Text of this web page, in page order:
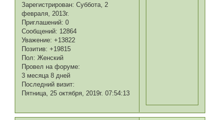
Зарегистрирован: Суббота, 2
февраля, 2013г.
Приглашений: 0
Сообщений: 12864
Уважение: +13822
Позитив: +19815
Пол: Женский
Провел на форуме:
3 месяца 8 дней
Последний визит:
Пятница, 25 октября, 2019г. 07:54:13